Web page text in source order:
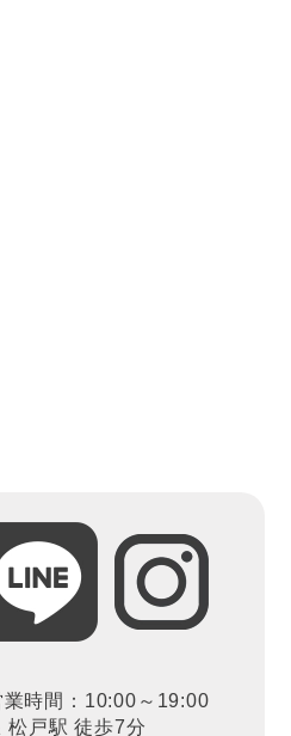
時間：10:00～19:00
松戸駅 徒歩7分